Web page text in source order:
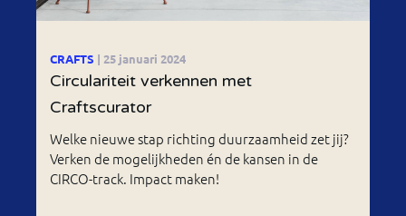
CRAFTS | 25 januari 2024
Circulariteit verkennen met
Craftscurator
Welke nieuwe stap richting duurzaamheid zet jij?
Verken de mogelijkheden én de kansen in de
CIRCO-track. Impact maken!